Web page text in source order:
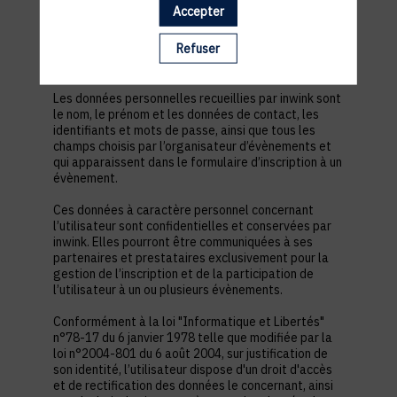
s’inscrire à un évènement, d’accéder au site d’un
évènement, et de consulter les informations
relatives à l’organisation pratique et logistique d’un
Les données personnelles recueillies par inwink sont
le nom, le prénom et les données de contact, les
identifiants et mots de passe, ainsi que tous les
champs choisis par l’organisateur d’évènements et
qui apparaissent dans le formulaire d’inscription à un
évènement.
Ces données à caractère personnel concernant
l’utilisateur sont confidentielles et conservées par
inwink. Elles pourront être communiquées à ses
partenaires et prestataires exclusivement pour la
gestion de l’inscription et de la participation de
l’utilisateur à un ou plusieurs évènements.
Conformément à la loi "Informatique et Libertés"
n°78-17 du 6 janvier 1978 telle que modifiée par la
loi n°2004-801 du 6 août 2004, sur justification de
son identité, l’utilisateur dispose d'un droit d'accès
et de rectification des données le concernant, ainsi
Accepter
Refuser